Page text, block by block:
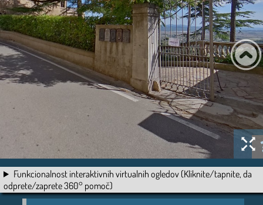
Funkcionalnost interaktivnih virtualnih ogledov (Kliknite/tapnite, da
odprete/zaprete 360° pomoč)